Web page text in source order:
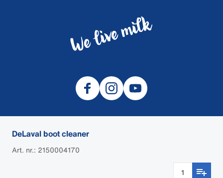
DeLaval boot cleaner
Art. nr.: 2150004170
© 2026 DeLaval